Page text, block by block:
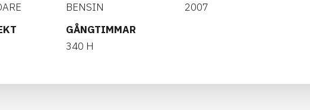
BENSIN
2007
GÅNGTIMMAR
340 H